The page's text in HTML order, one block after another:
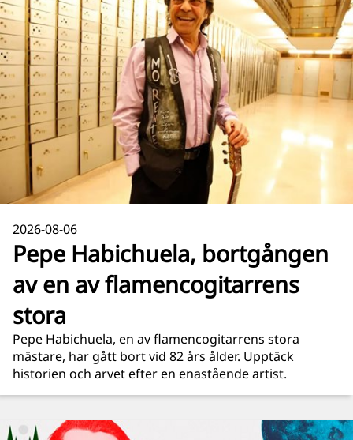
2026-08-06
Pepe Habichuela, bortgången
av en av flamencogitarrens
stora
Pepe Habichuela, en av flamencogitarrens stora
mästare, har gått bort vid 82 års ålder. Upptäck
historien och arvet efter en enastående artist.